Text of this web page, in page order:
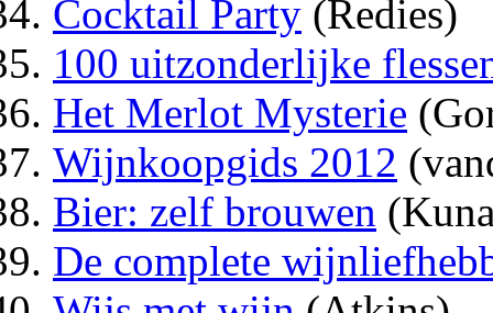
Cocktail Party (Redies)
100 uitzonderlijke
Het Merlot Mysterie
Wijnkoopgids 2012
Bier: zelf brouwen
De complete